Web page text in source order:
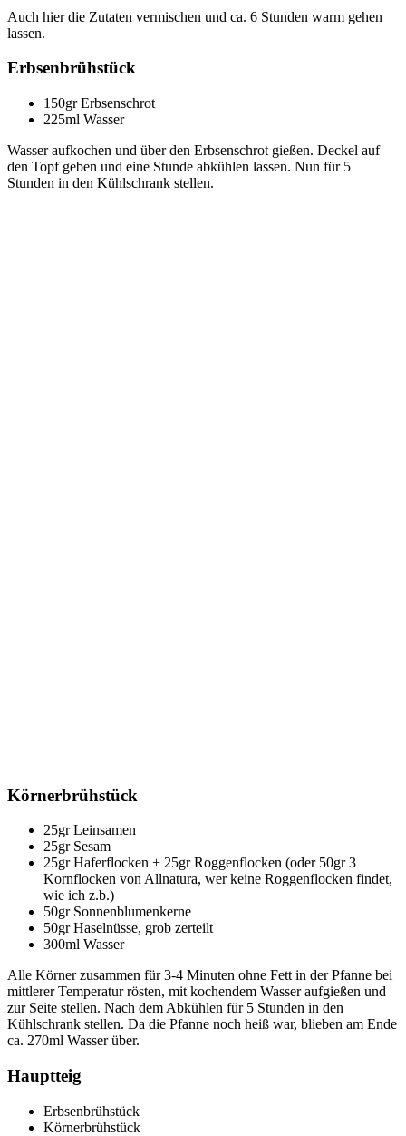
Auch hier die Zutaten vermischen und ca. 6 Stunden warm gehen
lassen.
Erbsenbrühstück
150gr Erbsenschrot
225ml Wasser
Wasser aufkochen und über den Erbsenschrot gießen. Deckel auf
den Topf geben und eine Stunde abkühlen lassen. Nun für 5
Stunden in den Kühlschrank stellen.
Körnerbrühstück
25gr Leinsamen
25gr Sesam
25gr Haferflocken + 25gr Roggenflocken (oder 50gr 3
Kornflocken von Allnatura, wer keine Roggenflocken findet,
wie ich z.b.)
50gr Sonnenblumenkerne
50gr Haselnüsse, grob zerteilt
300ml Wasser
Alle Körner zusammen für 3-4 Minuten ohne Fett in der Pfanne bei
mittlerer Temperatur rösten, mit kochendem Wasser aufgießen und
zur Seite stellen. Nach dem Abkühlen für 5 Stunden in den
Kühlschrank stellen. Da die Pfanne noch heiß war, blieben am Ende
ca. 270ml Wasser über.
Hauptteig
Erbsenbrühstück
Körnerbrühstück